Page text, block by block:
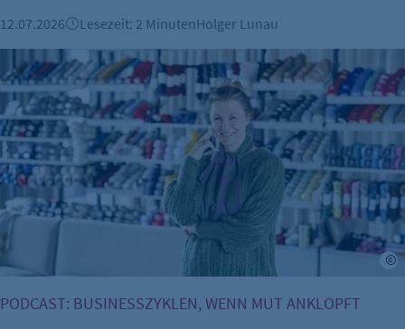
12.07.2026 Lesezeit: 2 MinutenHolger Lunau
Mut zur Leidenschaft: Wie Maschenfein zur Lovebrand
PODCAST: BUSINESSZYKLEN, WENN MUT ANKLOPFT